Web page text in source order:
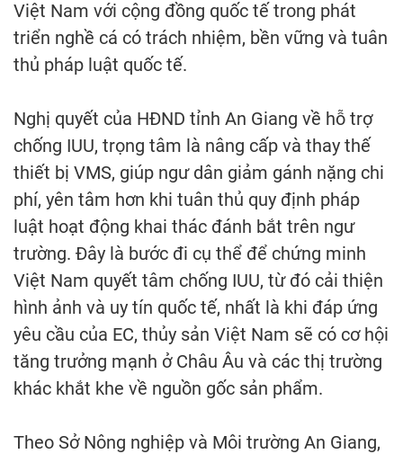
Việt Nam với cộng đồng quốc tế trong phát
triển nghề cá có trách nhiệm, bền vững và tuân
thủ pháp luật quốc tế.
Nghị quyết của HĐND tỉnh An Giang về hỗ trợ
chống IUU, trọng tâm là nâng cấp và thay thế
thiết bị VMS, giúp ngư dân giảm gánh nặng chi
phí, yên tâm hơn khi tuân thủ quy định pháp
luật hoạt động khai thác đánh bắt trên ngư
trường. Đây là bước đi cụ thể để chứng minh
Việt Nam quyết tâm chống IUU, từ đó cải thiện
hình ảnh và uy tín quốc tế, nhất là khi đáp ứng
yêu cầu của EC, thủy sản Việt Nam sẽ có cơ hội
tăng trưởng mạnh ở Châu Âu và các thị trường
khác khắt khe về nguồn gốc sản phẩm.
Theo Sở Nông nghiệp và Môi trường An Giang,